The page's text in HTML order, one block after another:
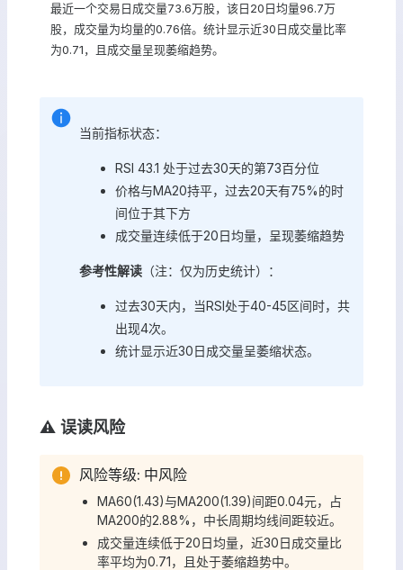
最近一个交易日成交量73.6万股，该日20日均量96.7万
股，成交量为均量的0.76倍。统计显示近30日成交量比率
为0.71，且成交量呈现萎缩趋势。
当前指标状态：
RSI 43.1 处于过去30天的第73百分位
价格与MA20持平，过去20天有75%的时
间位于其下方
成交量连续低于20日均量，呈现萎缩趋势
参考性解读 （注：仅为历史统计）：
过去30天内，当RSI处于40-45区间时，共
出现4次。
统计显示近30日成交量呈萎缩状态。
⚠️ 误读风险
风险等级: 中风险
MA60(1.43)与MA200(1.39)间距0.04元，占
MA200的2.88%，中长周期均线间距较近。
成交量连续低于20日均量，近30日成交量比
率平均为0.71，且处于萎缩趋势中。